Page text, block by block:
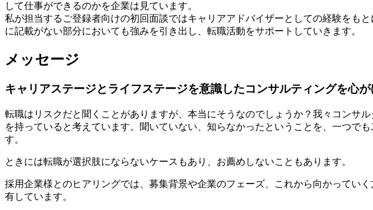
して仕事ができるのかを企業は見ています。
私が担当するご登録者向けの初回面談ではキャリアアドバイザーとしての経験をも
に記載がない部分においても強みを引き出し、転職活動をサポートしていきます。
メッセージ
キャリアステージとライフステージを意識したコンサルティングを心が
転職はリスクだと聞くことがありますが、本当にそうなのでしょうか？我々コンサ
を持っていると考えています。聞いていない、知らなかったということを、一つで
す。
ときには転職が選択肢にならないケースもあり、お薦めしないこともあります。
採用企業様とのヒアリングでは、募集背景や企業のフェーズ、これから向かってい
有しています。